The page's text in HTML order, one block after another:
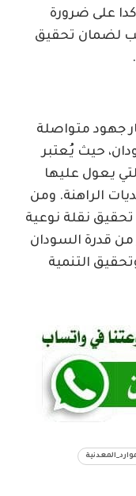
على ضرورة
لضمان تحقيق
جهود متواصلة
حيث يُعتبر
يعول عليها
الراهنة. ومن
نقلة نوعية
من قدرة السودان
التنمية